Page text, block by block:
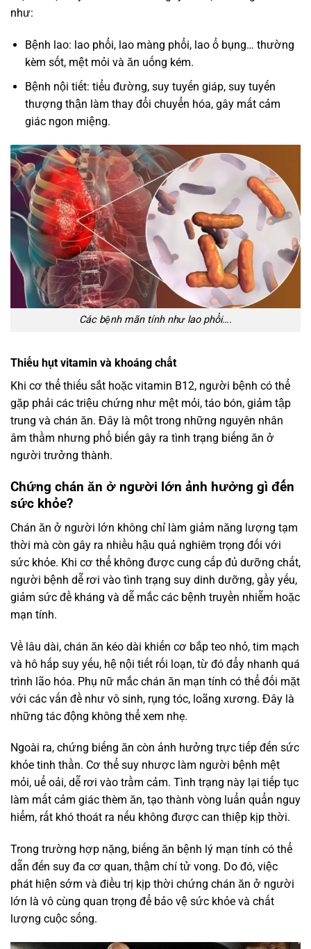
như:
Bệnh lao: lao phổi, lao màng phổi, lao ổ bụng… thường
kèm sốt, mệt mỏi và ăn uống kém.
Bệnh nội tiết: tiểu đường, suy tuyến giáp, suy tuyến
thượng thận làm thay đổi chuyển hóa, gây mất cảm
giác ngon miệng.
Các bệnh mãn tính như lao phổi….
Thiếu hụt vitamin và khoáng chất
Khi cơ thể thiếu sắt hoặc vitamin B12, người bệnh có thể
gặp phải các triệu chứng như mệt mỏi, táo bón, giảm tập
trung và chán ăn. Đây là một trong những nguyên nhân
âm thầm nhưng phổ biến gây ra tình trạng biếng ăn ở
người trưởng thành.
Chứng chán ăn ở người lớn ảnh hưởng gì đến
sức khỏe?
Chán ăn ở người lớn không chỉ làm giảm năng lượng tạm
thời mà còn gây ra nhiều hậu quả nghiêm trọng đối với
sức khỏe. Khi cơ thể không được cung cấp đủ dưỡng chất,
người bệnh dễ rơi vào tình trạng suy dinh dưỡng, gầy yếu,
giảm sức đề kháng và dễ mắc các bệnh truyền nhiễm hoặc
mạn tính.
Về lâu dài, chán ăn kéo dài khiến cơ bắp teo nhỏ, tim mạch
và hô hấp suy yếu, hệ nội tiết rối loạn, từ đó đẩy nhanh quá
trình lão hóa. Phụ nữ mắc chán ăn mạn tính có thể đối mặt
với các vấn đề như vô sinh, rụng tóc, loãng xương. Đây là
những tác động không thể xem nhẹ.
Ngoài ra, chứng biếng ăn còn ảnh hưởng trực tiếp đến sức
khỏe tinh thần. Cơ thể suy nhược làm người bệnh mệt
mỏi, uể oải, dễ rơi vào trầm cảm. Tình trạng này lại tiếp tục
làm mất cảm giác thèm ăn, tạo thành vòng luẩn quẩn nguy
hiểm, rất khó thoát ra nếu không được can thiệp kịp thời.
Trong trường hợp nặng, biếng ăn bệnh lý mạn tính có thể
dẫn đến suy đa cơ quan, thậm chí tử vong. Do đó, việc
phát hiện sớm và điều trị kịp thời chứng chán ăn ở người
lớn là vô cùng quan trọng để bảo vệ sức khỏe và chất
lượng cuộc sống.